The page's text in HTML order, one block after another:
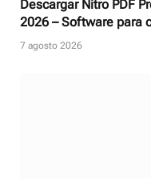
Descargar Nitro PDF
2026 – Software para
documentos PDF
7 agosto 2026